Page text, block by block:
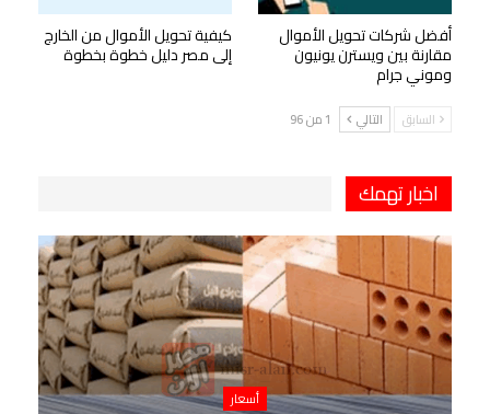
أفضل شركات تحويل الأموال
مقارنة بين ويسترن يونيون
وموني جرام
كيفية تحويل الأموال من الخارج
إلى مصر دليل خطوة بخطوة
السابق التالي 1 من 96
اخبار تهمك
أسعار